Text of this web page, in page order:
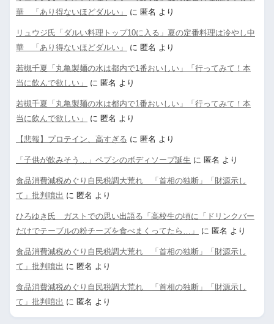
華 「あり得ないほどダルい」
に 匿名 より
リュウジ氏「ダルい料理トップ10に入る」夏の定番料理は冷やし中
華 「あり得ないほどダルい」
に 匿名 より
若槻千夏「丸亀製麺の水は都内で1番おいしい」「行ってみて！本
当に飲んで欲しい」
に 匿名 より
若槻千夏「丸亀製麺の水は都内で1番おいしい」「行ってみて！本
当に飲んで欲しい」
に 匿名 より
【悲報】プロテイン、高すぎる に 匿名 より
「子供が飲みそう…」ペプシのボディソープ誕生 に 匿名 より
食品消費減税めぐり自民税調大荒れ 「首相の独断」「財源示し
て」批判噴出 に 匿名 より
ひろゆき氏 ガストでの思い出語る「高校生の頃に「ドリンクバー
だけでテーブルの粉チーズを食べまくってたら…」
に 匿名 より
食品消費減税めぐり自民税調大荒れ 「首相の独断」「財源示し
て」批判噴出 に 匿名 より
食品消費減税めぐり自民税調大荒れ 「首相の独断」「財源示し
て」批判噴出 に 匿名 より